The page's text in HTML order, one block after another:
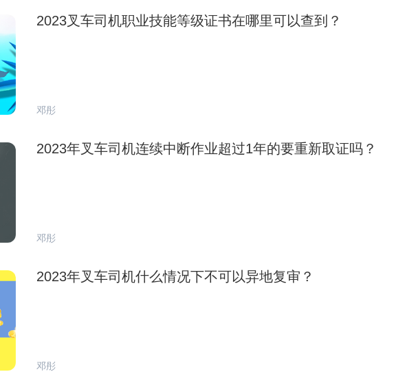
2023叉车司机职业技能等级证书在哪里可以查到？
邓彤
2023年叉车司机连续中断作业超过1年的要重新取证吗？
邓彤
2023年叉车司机什么情况下不可以异地复审？
邓彤